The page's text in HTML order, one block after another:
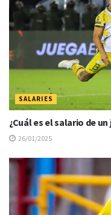
SALARIES
¿Cuál es el salario de
26/01/2025